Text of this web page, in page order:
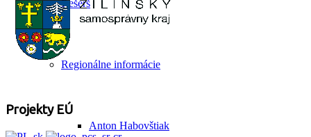
Rešerš
Regionálne informácie
Anton Habovštiak
Projekty EÚ